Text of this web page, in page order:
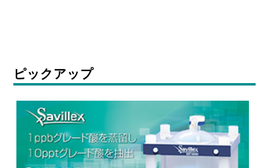
ピックアップ